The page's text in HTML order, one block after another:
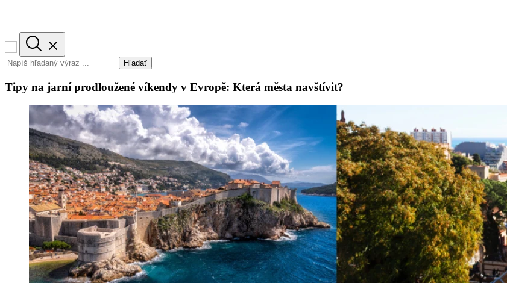
Hľadať
Tipy na jarní prodloužené víkendy v Evropě: Která města navštívit?